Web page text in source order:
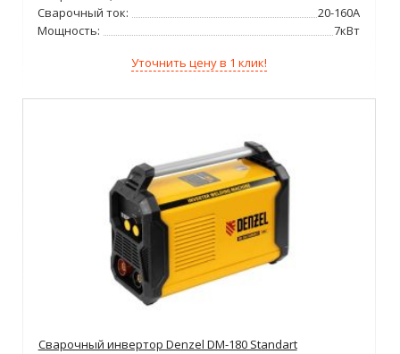
Сварочный ток:
20-160А
Мощность:
7кВт
Уточнить цену в 1 клик!
Сварочный инвертор Denzel DM-180 Standart